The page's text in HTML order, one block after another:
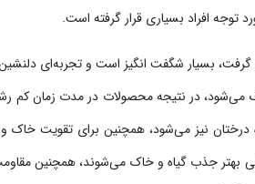
افراد بسیاری قرار گرفته است.
بسیار شگفت انگیز است و تجربه‌ای دلنشین
در نتیجه محصولات در مدت زمان کم رشد
نیز می‌شود، همچنین برای تقویت خاک
بهتر جذب گیاه و خاک می‌شوند، همچنین